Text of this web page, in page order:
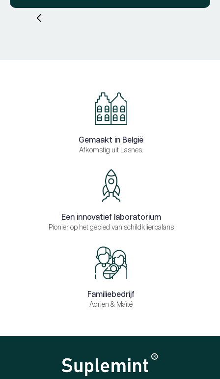
Gemaakt in België
Afkomstig uit Lasnes.
Een innovatief laboratorium
Pionier op het gebied van schildklierbalans
Familiebedrijf
Adrien & Maïté